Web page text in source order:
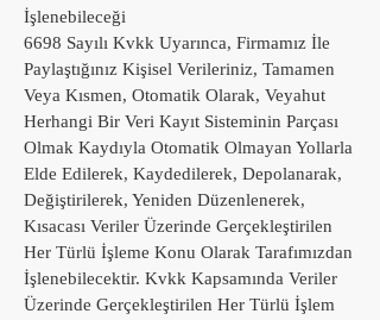
İşlenebileceği
6698 Sayılı Kvkk Uyarınca, Firmamız İle
Paylaştığınız Kişisel Verileriniz, Tamamen
Veya Kısmen, Otomatik Olarak, Veyahut
Herhangi Bir Veri Kayıt Sisteminin Parçası
Olmak Kaydıyla Otomatik Olmayan Yollarla
Elde Edilerek, Kaydedilerek, Depolanarak,
Değiştirilerek, Yeniden Düzenlenerek,
Kısacası Veriler Üzerinde Gerçekleştirilen
Her Türlü İşleme Konu Olarak Tarafımızdan
İşlenebilecektir. Kvkk Kapsamında Veriler
Üzerinde Gerçekleştirilen Her Türlü İşlem